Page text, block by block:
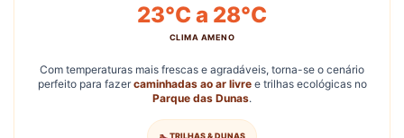
23°C a 28°C
CLIMA AMENO
Com temperaturas mais frescas e agradáveis, torna-se o cenário
perfeito para fazercaminhadas ao ar livree trilhas ecológicas no
Parque das Dunas.
TRILHAS & DUNAS